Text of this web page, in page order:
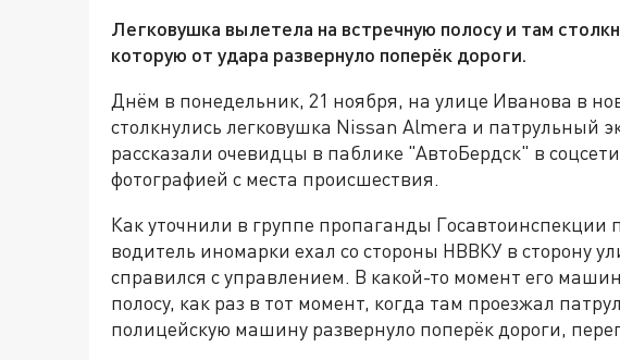
Легковушка вылетела на встречную полосу и там
которую от удара развернуло поперёк дороги.
Днём в понедельник, 21 ноября, на улице Иванова в
столкнулись легковушка Nissan Almera и
рассказали очевидцы в паблике "АвтоБердск" в
фотографией с места происшествия.
Как уточнили в группе пропаганды Госавтоинспекции
водитель иномарки ехал со стороны НВВКУ в сторону
справился с управлением. В какой-то момент его
полосу, как раз в тот момент, когда там проезжал
полицейскую машину развернуло поперёк дороги,